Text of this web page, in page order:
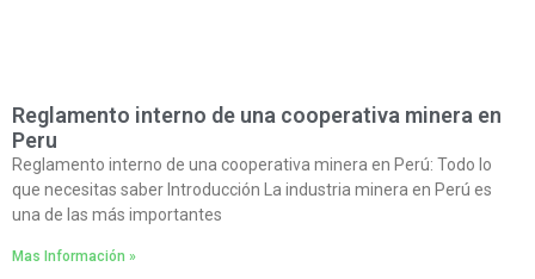
Reglamento interno de una cooperativa minera en
Peru
Reglamento interno de una cooperativa minera en Perú: Todo lo
que necesitas saber Introducción La industria minera en Perú es
una de las más importantes
Mas Información »